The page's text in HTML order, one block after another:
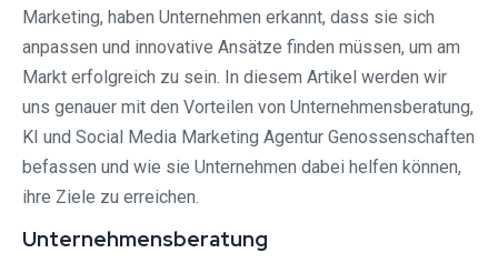
Marketing, haben Unternehmen erkannt, dass sie sich
anpassen und innovative Ansätze finden müssen, um am
Markt erfolgreich zu sein. In diesem Artikel werden wir
uns genauer mit den Vorteilen von Unternehmensberatung,
KI und Social Media Marketing Agentur Genossenschaften
befassen und wie sie Unternehmen dabei helfen können,
ihre Ziele zu erreichen.
Unternehmensberatung